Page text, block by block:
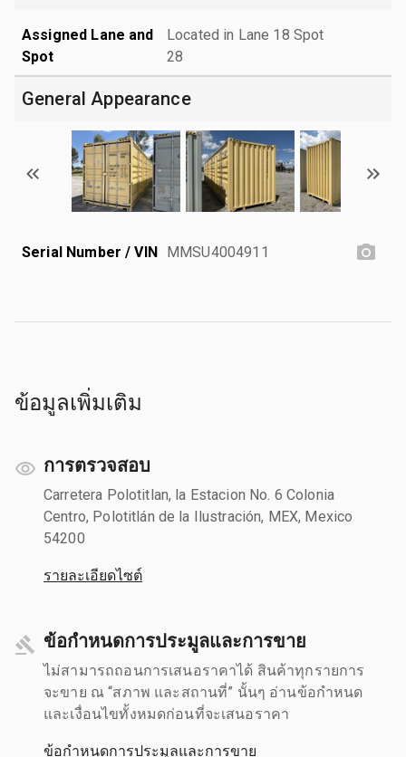
Assigned Lane and
Spot
Located in Lane 18 Spot
28
General Appearance
Serial Number / VIN MMSU4004911
ข้อมูลเพิ่มเติม
การตรวจสอบ
Carretera Polotitlan, la Estacion No. 6 Colonia
Centro, Polotitlán de la Ilustración, MEX, Mexico
54200
รายละเอียดไซต์
ข้อกำหนดการประมูลและการขาย
ไม่สามารถถอนการเสนอราคาได้ สินค้าทุกรายการ
จะขาย ณ “สภาพ และสถานที่” นั้นๆ อ่านข้อกำหนด
และเงื่อนไขทั้งหมดก่อนที่จะเสนอราคา
ข้อกำหนดการประมูลและการขาย